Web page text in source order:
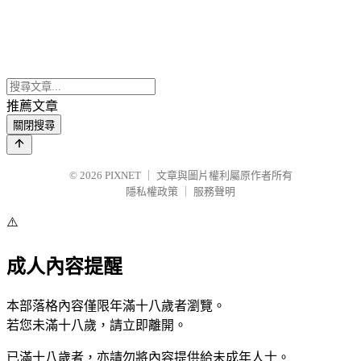
推薦文章
關閉搜尋
© 2026 PIXNET
文章與圖片權利屬原作者所有
隱私權政策
服務聲明
⚠️
成人內容提醒
本部落格內容僅限年滿十八歲者瀏覽。
若您未滿十八歲，請立即離開。
已滿十八歲者，亦請勿將內容提供給未成年人士。